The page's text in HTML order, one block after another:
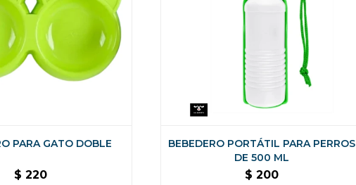
PARA GATO DOBLE
$ 220
BEBEDERO PORTÁTIL PARA PERROS
DE 500 ML
$ 200